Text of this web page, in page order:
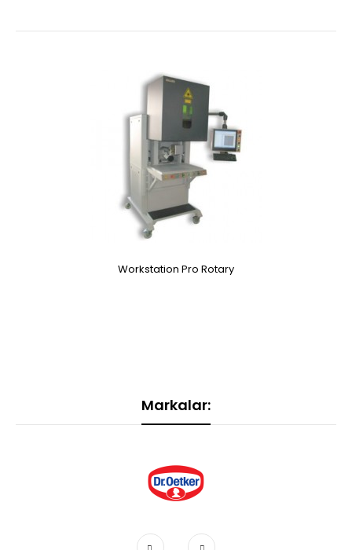
Workstation Pro Rotary
Markalar: